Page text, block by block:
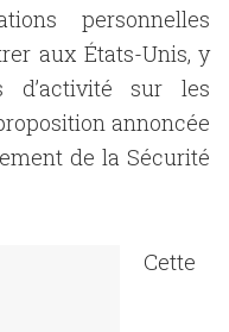
personnelles
aux États-Unis, y
d’activité sur les
annoncée
de la Sécurité
Cette